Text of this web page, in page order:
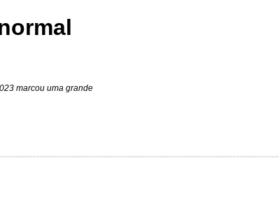
marcou uma grande